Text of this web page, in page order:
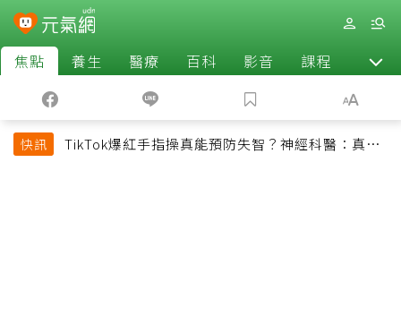
焦點 養生 醫療 百科 影音 課程 退休
快訊
TikTok爆紅手指操真能預防失智？神經科醫：真正